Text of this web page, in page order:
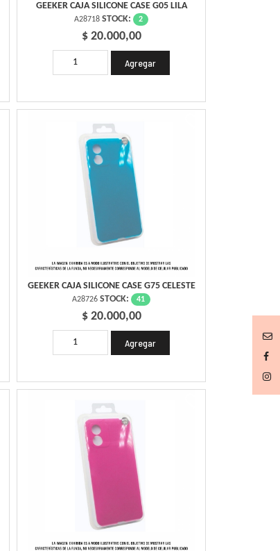
GEEKER CAJA SILICONE CASE G05 LILA
A28718STOCK: 2
$ 20.000,00
GEEKER CAJA SILICONE CASE G75 CELESTE
A28726STOCK: 41
$ 20.000,00